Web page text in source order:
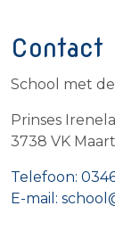
Contact
School met
Prinses
3738 VK
Telefoon:
E-mail: